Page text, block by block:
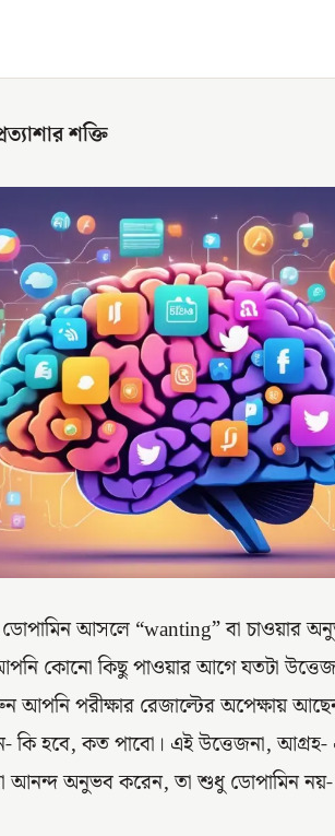
শক্তি
ডোপামিন আসলে “wanting” বা চাওয়ার
কোনো কিছু পাওয়ার আগে যতটা
আপনি পরীক্ষার রেজাল্টের অপেক্ষায়
কি হবে, কত পাবো। এই উত্তেজনা, আগ্রহ-
আনন্দ অনুভব করেন, তা শুধু ডোপামিন